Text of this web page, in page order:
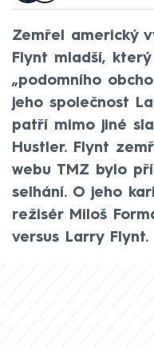
Zemřel americký
Flynt mladší,
„podomního
jeho společnost
patří mimo jiné
Hustler. Flynt
webu TMZ bylo
selhání. O jeho
režisér Miloš
versus Larry Flynt.